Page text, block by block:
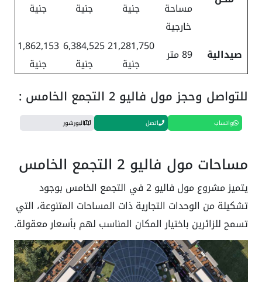
مساحة
خارجية
جنية
جنية
جنية
صيدالية 89 متر
21,281,750
جنية
6,384,525
جنية
1,862,153
جنية
للتواصل وحجز مول فاليو 2 التجمع الخامس :
واتساب اتصل البورشور
مساحات مول فاليو 2 التجمع الخامس
يتميز مشروع مول فاليو 2 في التجمع الخامس بوجود
تشكيلة من الوحدات التجارية ذات المساحات المتنوعة، التي
تسمح للزائرين باختيار المكان المناسب لهم بأسعار معقولة.